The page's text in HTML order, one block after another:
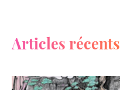
Articles récents